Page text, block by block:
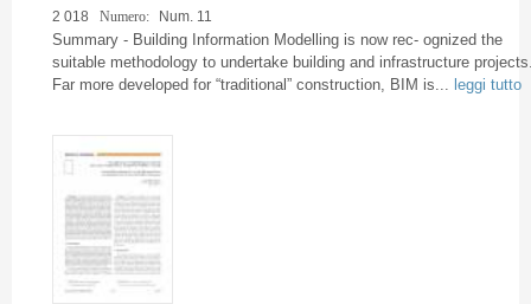
2 018 Numero: Num. 11
Summary - Building Information Modelling is now rec- ognized the
suitable methodology to undertake building and infrastructure
Far more developed for “traditional” construction, BIM is... leggi tutto